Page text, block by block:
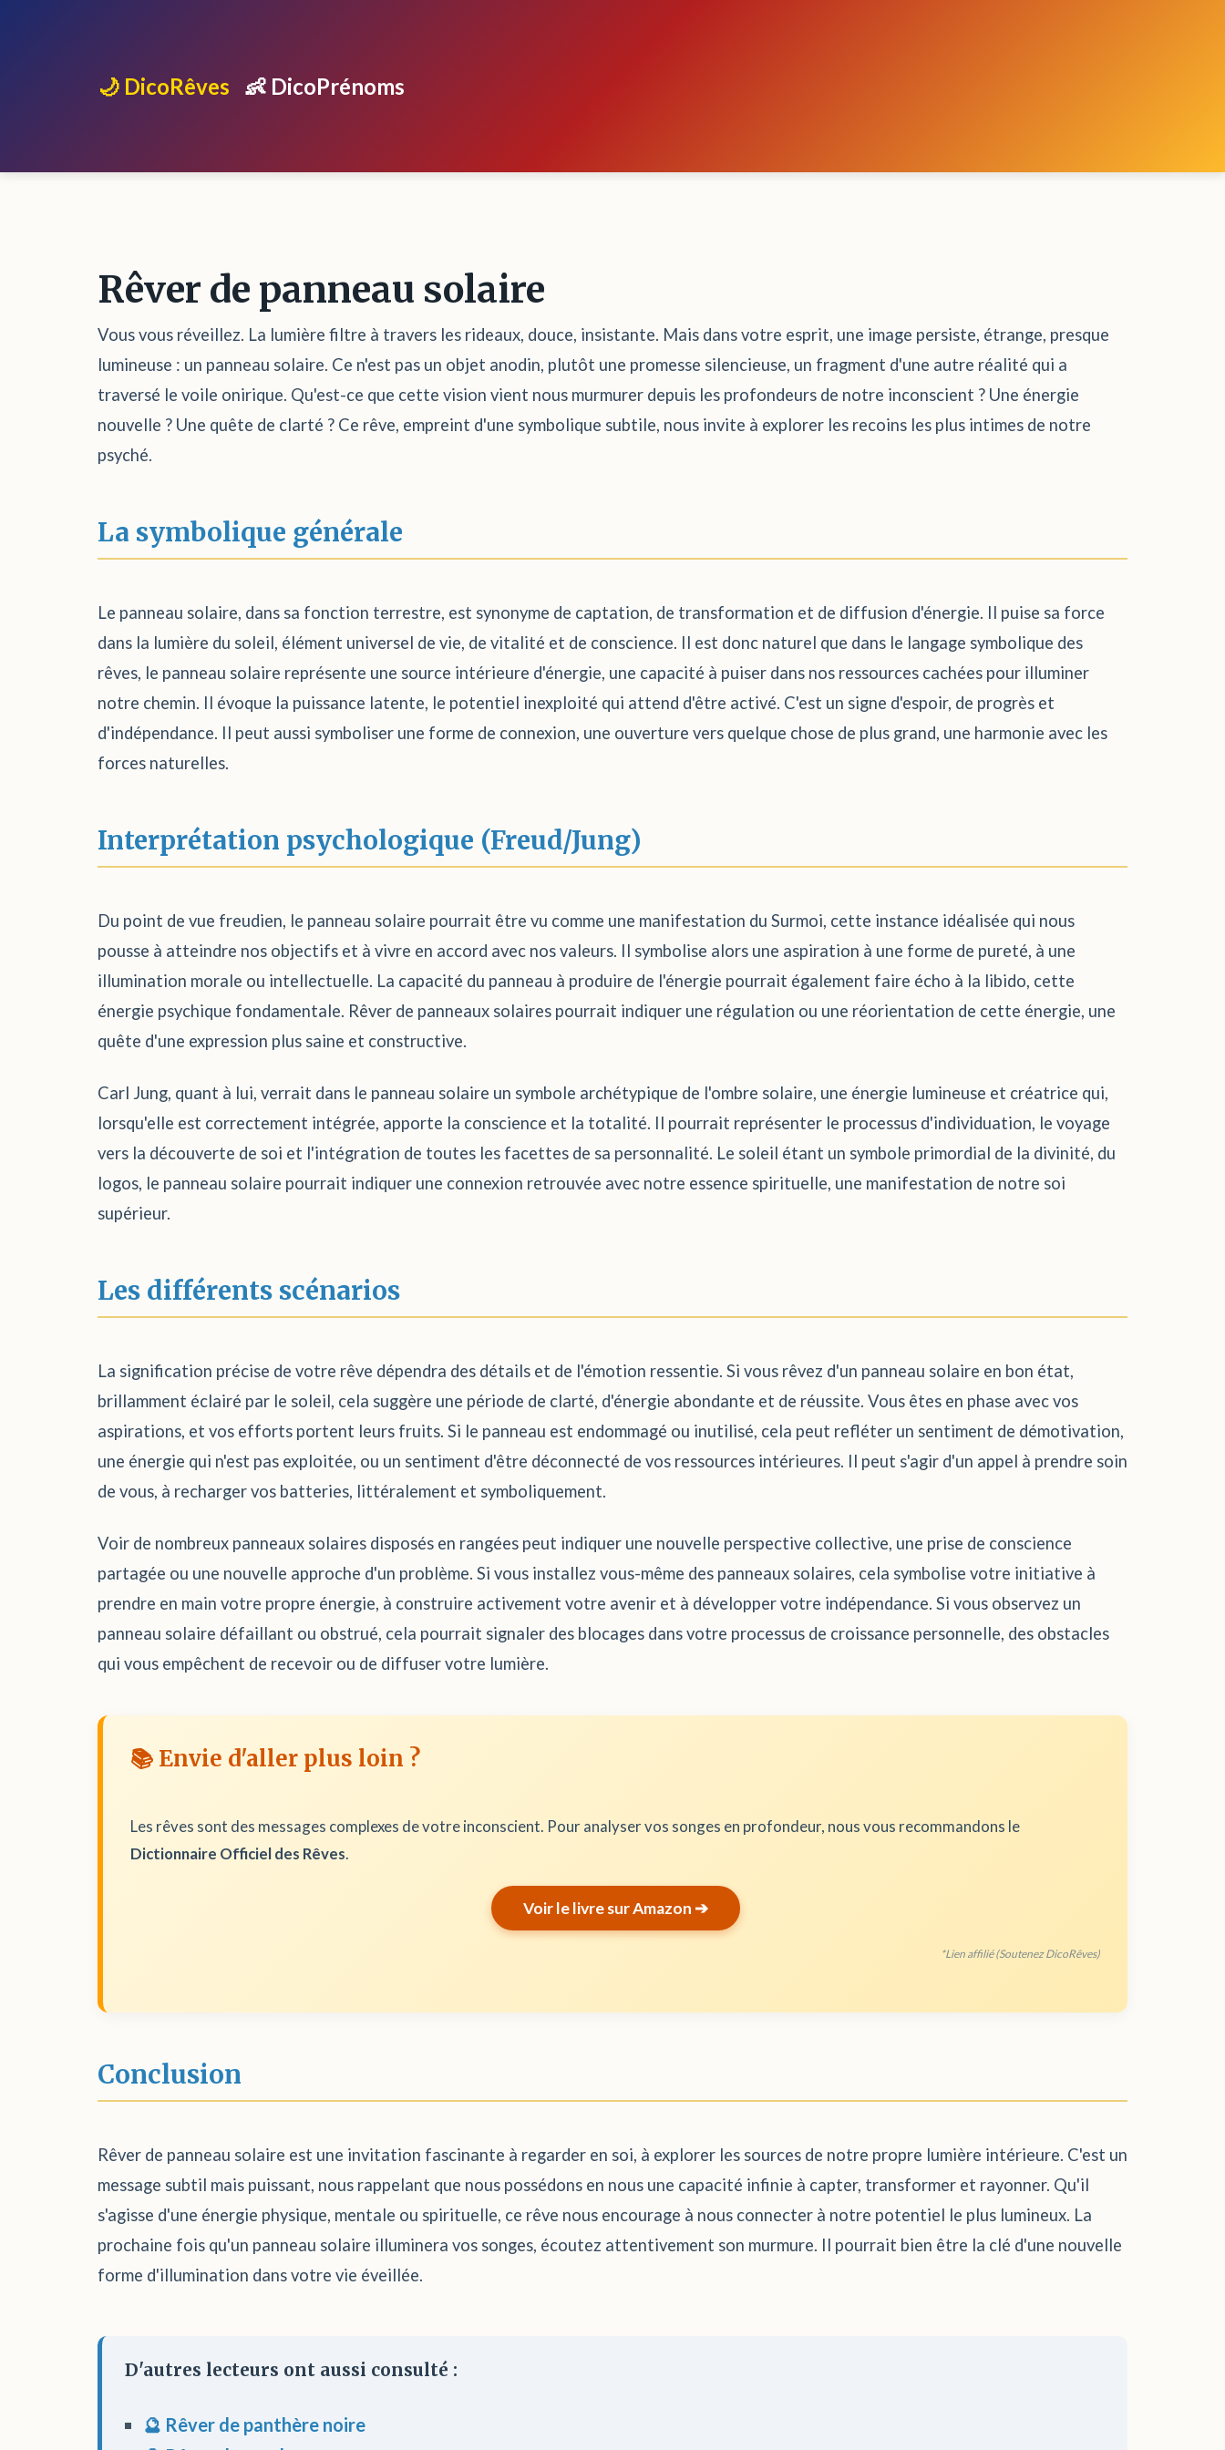
🌙 DicoRêves 👶 DicoPrénoms
Rêver de panneau solaire
Vous vous réveillez. La lumière filtre à travers les rideaux, douce, insistante. Mais dans votre esprit, une image persiste, étrange, presque
lumineuse : un panneau solaire. Ce n'est pas un objet anodin, plutôt une promesse silencieuse, un fragment d'une autre réalité qui a
traversé le voile onirique. Qu'est-ce que cette vision vient nous murmurer depuis les profondeurs de notre inconscient ? Une énergie
nouvelle ? Une quête de clarté ? Ce rêve, empreint d'une symbolique subtile, nous invite à explorer les recoins les plus intimes de notre
psyché.
La symbolique générale
Le panneau solaire, dans sa fonction terrestre, est synonyme de captation, de transformation et de diffusion d'énergie. Il puise sa force
dans la lumière du soleil, élément universel de vie, de vitalité et de conscience. Il est donc naturel que dans le langage symbolique des
rêves, le panneau solaire représente une source intérieure d'énergie, une capacité à puiser dans nos ressources cachées pour illuminer
notre chemin. Il évoque la puissance latente, le potentiel inexploité qui attend d'être activé. C'est un signe d'espoir, de progrès et
d'indépendance. Il peut aussi symboliser une forme de connexion, une ouverture vers quelque chose de plus grand, une harmonie avec les
forces naturelles.
Interprétation psychologique (Freud/Jung)
Du point de vue freudien, le panneau solaire pourrait être vu comme une manifestation du Surmoi, cette instance idéalisée qui nous
pousse à atteindre nos objectifs et à vivre en accord avec nos valeurs. Il symbolise alors une aspiration à une forme de pureté, à une
illumination morale ou intellectuelle. La capacité du panneau à produire de l'énergie pourrait également faire écho à la libido, cette
énergie psychique fondamentale. Rêver de panneaux solaires pourrait indiquer une régulation ou une réorientation de cette énergie, une
quête d'une expression plus saine et constructive.
Carl Jung, quant à lui, verrait dans le panneau solaire un symbole archétypique de l'ombre solaire, une énergie lumineuse et créatrice qui,
lorsqu'elle est correctement intégrée, apporte la conscience et la totalité. Il pourrait représenter le processus d'individuation, le voyage
vers la découverte de soi et l'intégration de toutes les facettes de sa personnalité. Le soleil étant un symbole primordial de la divinité, du
logos, le panneau solaire pourrait indiquer une connexion retrouvée avec notre essence spirituelle, une manifestation de notre soi
supérieur.
Les différents scénarios
La signification précise de votre rêve dépendra des détails et de l'émotion ressentie. Si vous rêvez d'un panneau solaire en bon état,
brillamment éclairé par le soleil, cela suggère une période de clarté, d'énergie abondante et de réussite. Vous êtes en phase avec vos
aspirations, et vos efforts portent leurs fruits. Si le panneau est endommagé ou inutilisé, cela peut refléter un sentiment de démotivation,
une énergie qui n'est pas exploitée, ou un sentiment d'être déconnecté de vos ressources intérieures. Il peut s'agir d'un appel à prendre soin
de vous, à recharger vos batteries, littéralement et symboliquement.
Voir de nombreux panneaux solaires disposés en rangées peut indiquer une nouvelle perspective collective, une prise de conscience
partagée ou une nouvelle approche d'un problème. Si vous installez vous-même des panneaux solaires, cela symbolise votre initiative à
prendre en main votre propre énergie, à construire activement votre avenir et à développer votre indépendance. Si vous observez un
panneau solaire défaillant ou obstrué, cela pourrait signaler des blocages dans votre processus de croissance personnelle, des obstacles
qui vous empêchent de recevoir ou de diffuser votre lumière.
📚 Envie d'aller plus loin ?
Les rêves sont des messages complexes de votre inconscient. Pour analyser vos songes en profondeur, nous vous recommandons le
Dictionnaire Officiel des Rêves.
Voir le livre sur Amazon ➔
*Lien affilié (Soutenez DicoRêves)
Conclusion
Rêver de panneau solaire est une invitation fascinante à regarder en soi, à explorer les sources de notre propre lumière intérieure. C'est un
message subtil mais puissant, nous rappelant que nous possédons en nous une capacité infinie à capter, transformer et rayonner. Qu'il
s'agisse d'une énergie physique, mentale ou spirituelle, ce rêve nous encourage à nous connecter à notre potentiel le plus lumineux. La
prochaine fois qu'un panneau solaire illuminera vos songes, écoutez attentivement son murmure. Il pourrait bien être la clé d'une nouvelle
forme d'illumination dans votre vie éveillée.
D'autres lecteurs ont aussi consulté :
🔮 Rêver de panthère noire